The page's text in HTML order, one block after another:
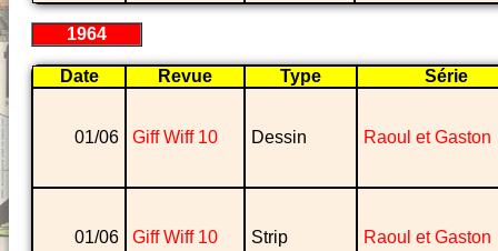
1964
Date Revue Type Série
01/06 Giff Wiff 10 Dessin Raoul et Gaston
01/06 Giff Wiff 10 Strip Raoul et Gaston